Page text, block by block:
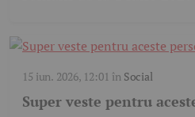
15 iun. 2026, 12:01 în Social
Super veste pentru